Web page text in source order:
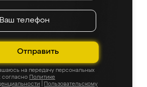
Отправить
на передачу персональных
согласно Политике
Пользовательскому